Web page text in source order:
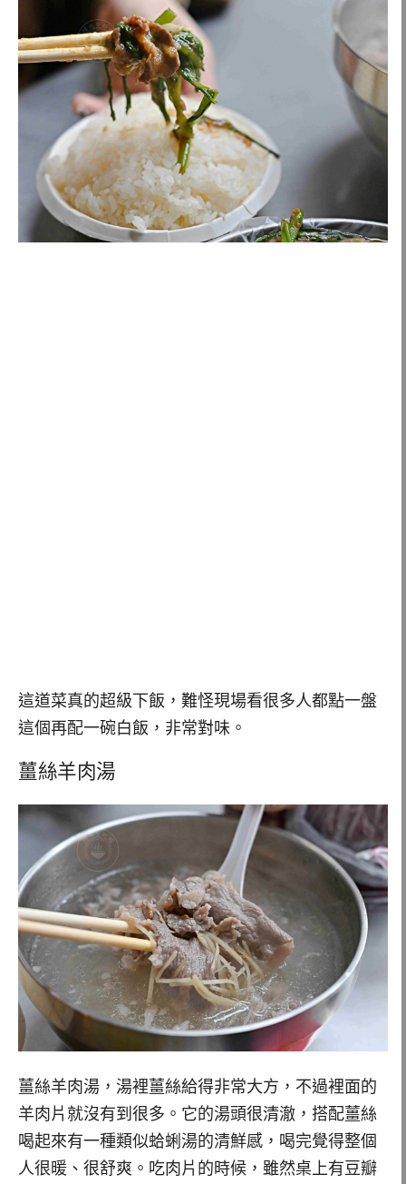
這道菜真的超級下飯，難怪現場看很多人都點一盤
這個再配一碗白飯，非常對味。
薑絲羊肉湯
薑絲羊肉湯，湯裡薑絲給得非常大方，不過裡面的
羊肉片就沒有到很多。它的湯頭很清澈，搭配薑絲
喝起來有一種類似蛤蜊湯的清鮮感，喝完覺得整個
人很暖、很舒爽。吃肉片的時候，雖然桌上有豆瓣